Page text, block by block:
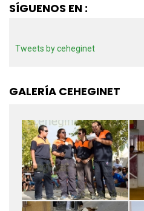
SÍGUENOS EN :
Tweets by ceheginet
GALERÍA CEHEGINET